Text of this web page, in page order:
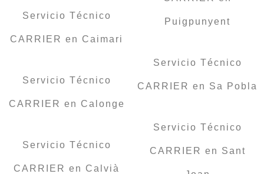
Servicio Técnico
CARRIER en Caimari
Servicio Técnico
CARRIER en Calonge
Servicio Técnico
CARRIER en Calvià
Puigpunyent
Servicio Técnico
CARRIER en Sa Pobla
Servicio Técnico
CARRIER en Sant